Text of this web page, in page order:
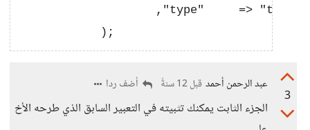
                    ,"type"     => "text"
3
عبد الرحمن أحمد قبل 12 سنةً أضف ردا
الجزء الثابت يمكنك تثبيته في التعبير السابق الذي طرحه الأخ